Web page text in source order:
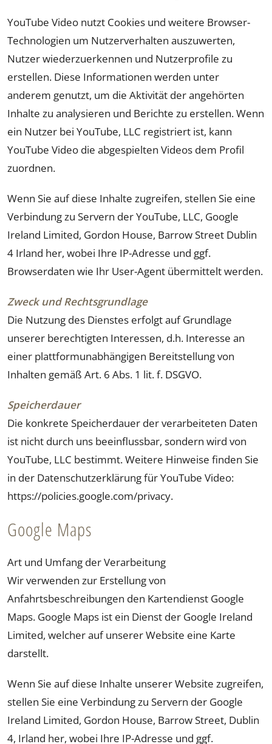
YouTube Video nutzt Cookies und weitere Browser-
Technologien um Nutzerverhalten auszuwerten,
Nutzer wiederzuerkennen und Nutzerprofile zu
erstellen. Diese Informationen werden unter
anderem genutzt, um die Aktivität der angehörten
Inhalte zu analysieren und Berichte zu erstellen. Wenn
ein Nutzer bei YouTube, LLC registriert ist, kann
YouTube Video die abgespielten Videos dem Profil
zuordnen.
Wenn Sie auf diese Inhalte zugreifen, stellen Sie eine
Verbindung zu Servern der YouTube, LLC, Google
Ireland Limited, Gordon House, Barrow Street Dublin
4 Irland her, wobei Ihre IP-Adresse und ggf.
Browserdaten wie Ihr User-Agent übermittelt werden.
Zweck und Rechtsgrundlage
Die Nutzung des Dienstes erfolgt auf Grundlage
unserer berechtigten Interessen, d.h. Interesse an
einer plattformunabhängigen Bereitstellung von
Inhalten gemäß Art. 6 Abs. 1 lit. f. DSGVO.
Speicherdauer
Die konkrete Speicherdauer der verarbeiteten Daten
ist nicht durch uns beeinflussbar, sondern wird von
YouTube, LLC bestimmt. Weitere Hinweise finden Sie
in der Datenschutzerklärung für YouTube Video:
https://policies.google.com/privacy.
Google Maps
Art und Umfang der Verarbeitung
Wir verwenden zur Erstellung von
Anfahrtsbeschreibungen den Kartendienst Google
Maps. Google Maps ist ein Dienst der Google Ireland
Limited, welcher auf unserer Website eine Karte
darstellt.
Wenn Sie auf diese Inhalte unserer Website zugreifen,
stellen Sie eine Verbindung zu Servern der Google
Ireland Limited, Gordon House, Barrow Street, Dublin
4, Irland her, wobei Ihre IP-Adresse und ggf.